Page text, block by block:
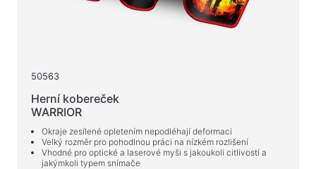
50563
Herní kobereček
WARRIOR
Okraje zesílené opletením nepodléhají deformaci
Velký rozměr pro pohodlnou práci na nízkém rozlišení
Vhodné pro optické a laserové myši s jakoukoli citlivostí a
jakýmkoli typem snímače